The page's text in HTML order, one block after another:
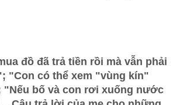
đồ đã trả tiền rồi mà vẫn phải
"Con có thể xem "vùng kín"
bố và con rơi xuống nước